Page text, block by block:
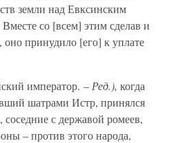
земли над Евксинским
со [всем] этим сделав и
оно принудило [его] к уплате
император. – Ред.), когда
шатрами Истр, принялся
соседние с державой ромеев,
– против этого народа,